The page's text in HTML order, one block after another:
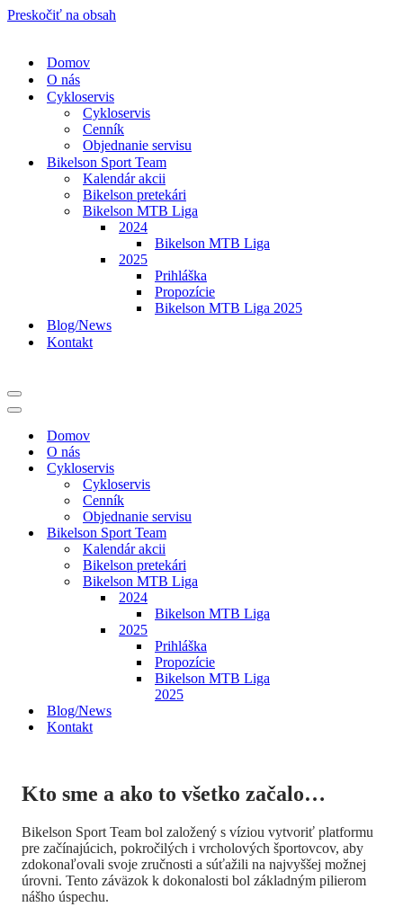
Preskočiť na obsah
Domov
O nás
Cykloservis
Cykloservis
Cenník
Objednanie servisu
Bikelson Sport Team
Kalendár akcii
Bikelson pretekári
Bikelson MTB Liga
2024
Bikelson MTB Liga
2025
Prihláška
Propozície
Bikelson MTB Liga 2025
Blog/News
Kontakt
Menu
navigácie
Menu
navigácieDomov
O nás
Cykloservis
Cykloservis
Cenník
Objednanie servisu
Bikelson Sport Team
Kalendár akcii
Bikelson pretekári
Bikelson MTB Liga
2024
Bikelson MTB Liga
2025
Prihláška
Propozície
Bikelson MTB Liga
2025
Blog/News
Kontakt
Kto sme a ako to všetko začalo…
Bikelson Sport Team bol založený s víziou vytvoriť platformu
pre začínajúcich, pokročilých i vrcholových športovcov, aby
zdokonaľovali svoje zručnosti a súťažili na najvyššej možnej
úrovni. Tento záväzok k dokonalosti bol základným pilierom
nášho úspechu.